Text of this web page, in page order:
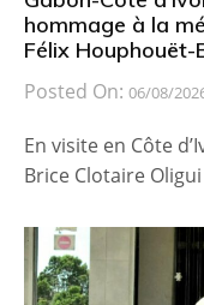
hommage à la
Félix Houphouët-
Posted On: 06/08/
En visite en Côte
Brice Clotaire